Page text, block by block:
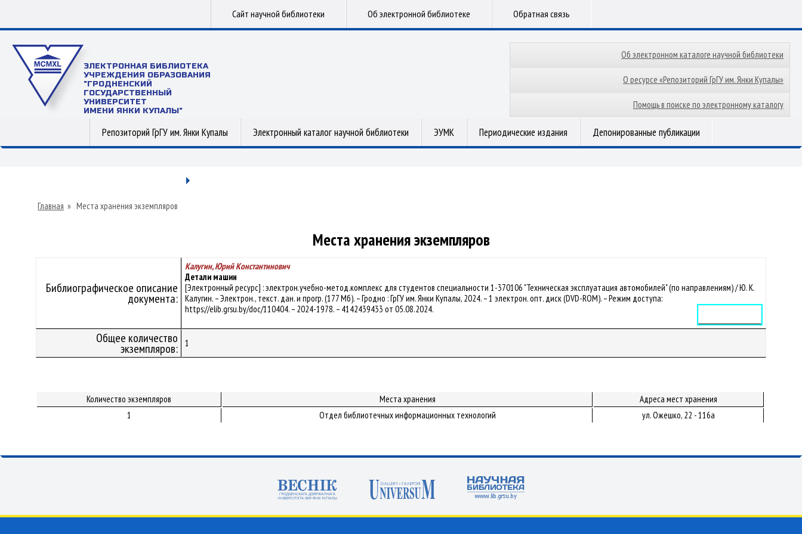
Сайт научной библиотеки Об электронной библиотеке Обратная связь
ЭЛЕКТРОННАЯ БИБЛИОТЕКА
УЧРЕЖДЕНИЯ ОБРАЗОВАНИЯ
"ГРОДНЕНСКИЙ
ГОСУДАРСТВЕННЫЙ
УНИВЕРСИТЕТ
ИМЕНИ ЯНКИ КУПАЛЫ"
Об электронном каталоге научной библиотеки
О ресурсе «Репозиторий ГрГУ им. Янки Купалы»
Помощь в поиске по электронному каталогу
Репозиторий ГрГУ им. Янки Купалы Электронный каталог научной библиотеки ЭУМК Периодические издания Депонированные публикации
Главная » Места хранения экземпляров
Места хранения экземпляров
Библиографическое описание
документа:
Калугин, Юрий Константинович
Детали машин
[Электронный ресурс] : электрон.учебно-метод.комплекс для студентов специальности 1-370106 "Техническая эксплуатация автомобилей" (по направлениям) / Ю. К.
Калугин. – Электрон., текст. дан. и прогр. (177 Мб). – Гродно : ГрГУ им. Янки Купалы, 2024. – 1 электрон. опт. диск (DVD-ROM). – Режим доступа:
https://elib.grsu.by/doc/110404. – 2024-1978. – 4142439433 от 05.08.2024.
Общее количество
экземпляров: 1
Количество экземпляров Места хранения
Адреса мест хранения
1
Отдел библиотечных информационных технологий ул. Ожешко, 22 - 116а